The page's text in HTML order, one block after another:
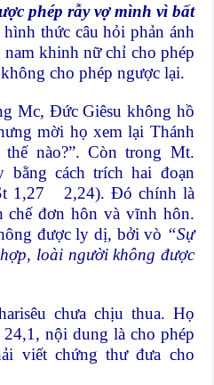
phép rẫy vợ mình vì bất
hình thức câu hỏi phản ánh
khinh nữ chỉ cho phép
cho phép ngược lại.
Mc, Đức Giêsu không hồ
mời họ xem lại Thánh
nào?”. Còn trong Mt.
cách trích hai đoạn
1,27 2,24). Đó chính là
chế đơn hôn và vĩnh hôn.
được ly dị, bởi vò “Sự
loài người không được
chưa chịu thua. Họ
nội dung là cho phép
viết chứng thư đưa cho